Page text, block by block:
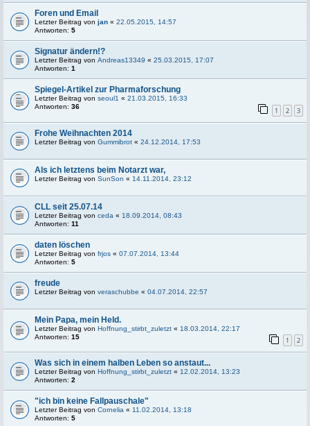
Foren und Email
Letzter Beitrag von jan « 22.05.2015, 14:57
Antworten: 5
Signatur ändern!?
Letzter Beitrag von Andreas13349 « 25.03.2015, 17:07
Antworten: 1
Spiegel-Artikel zur Pharmaforschung
Letzter Beitrag von seoul1 « 21.03.2015, 16:33
Antworten: 36 1 2 3
Frohe Weihnachten 2014
Letzter Beitrag von Gummibrot « 24.12.2014, 17:53
Als ich letztens beim Notarzt war,
Letzter Beitrag von SunSon « 14.11.2014, 23:12
CLL seit 25.07.14
Letzter Beitrag von ceda « 18.09.2014, 08:43
Antworten: 11
daten löschen
Letzter Beitrag von frjos « 07.07.2014, 13:44
Antworten: 5
freude
Letzter Beitrag von veraschubbe « 04.07.2014, 22:57
Mein Papa, mein Held.
Letzter Beitrag von Hoffnung_stirbt_zuletzt « 18.03.2014, 22:17
Antworten: 15 1 2
Was sich in einem halben Leben so anstaut...
Letzter Beitrag von Hoffnung_stirbt_zuletzt « 12.02.2014, 13:23
Antworten: 2
"ich bin keine Fallpauschale"
Letzter Beitrag von Cornelia « 11.02.2014, 13:18
Antworten: 5